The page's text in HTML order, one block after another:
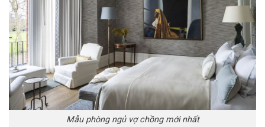
Mẫu phòng ngủ vợ chồng mới nhất